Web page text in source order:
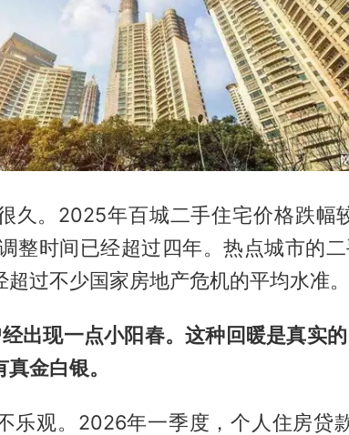
久。2025年百城二手住宅价格跌幅
整时间已经超过四年。热点城市的
过不少国家房地产危机的平均水准。
出现一点小阳春。这种回暖是真实
金白银。
乐观。2026年一季度，个人住房贷